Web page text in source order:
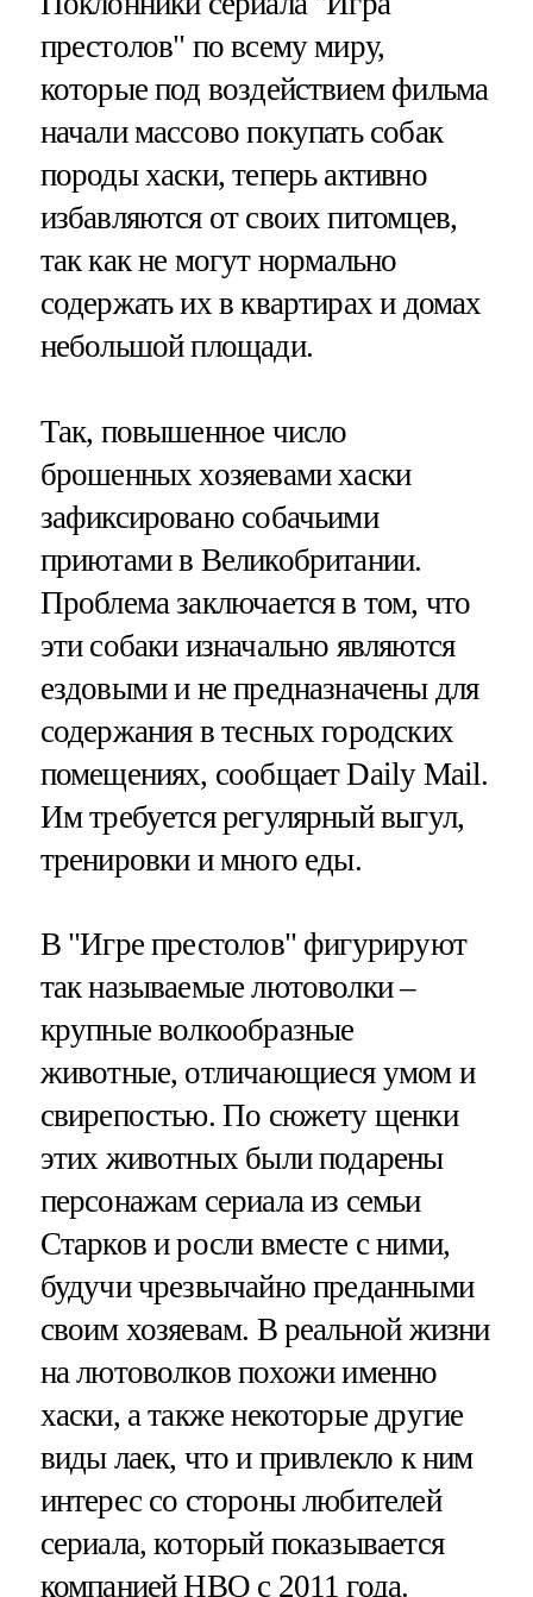
престолов" по всему миру,
которые под воздействием фильма
начали массово покупать собак
породы хаски, теперь активно
избавляются от своих питомцев,
так как не могут нормально
содержать их в квартирах и домах
небольшой площади.
Так, повышенное число
брошенных хозяевами хаски
зафиксировано собачьими
приютами в Великобритании.
Проблема заключается в том, что
эти собаки изначально являются
ездовыми и не предназначены для
содержания в тесных городских
помещениях, сообщает Daily Mail.
Им требуется регулярный выгул,
тренировки и много еды.
В "Игре престолов" фигурируют
так называемые лютоволки –
крупные волкообразные
животные, отличающиеся умом и
свирепостью. По сюжету щенки
этих животных были подарены
персонажам сериала из семьи
Старков и росли вместе с ними,
будучи чрезвычайно преданными
своим хозяевам. В реальной жизни
на лютоволков похожи именно
хаски, а также некоторые другие
виды лаек, что и привлекло к ним
интерес со стороны любителей
сериала, который показывается
компанией НВО с 2011 года.